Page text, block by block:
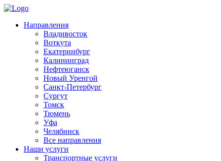
Направления
Владивосток
Воткута
Екатеринбург
Калининград
Нефтеюганск
Новый Уренгой
Санкт-Петербург
Сургут
Томск
Тюмень
Уфа
Челябинск
Все направления
Наши услуги
Транспортные услуги